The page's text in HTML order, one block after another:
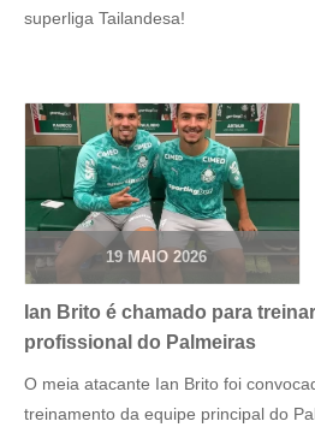
superliga Tailandesa!
19 MAIO 2026
Ian Brito é chamado para
profissional do Palmeiras
O meia atacante Ian Brito foi
treinamento da equipe principal do